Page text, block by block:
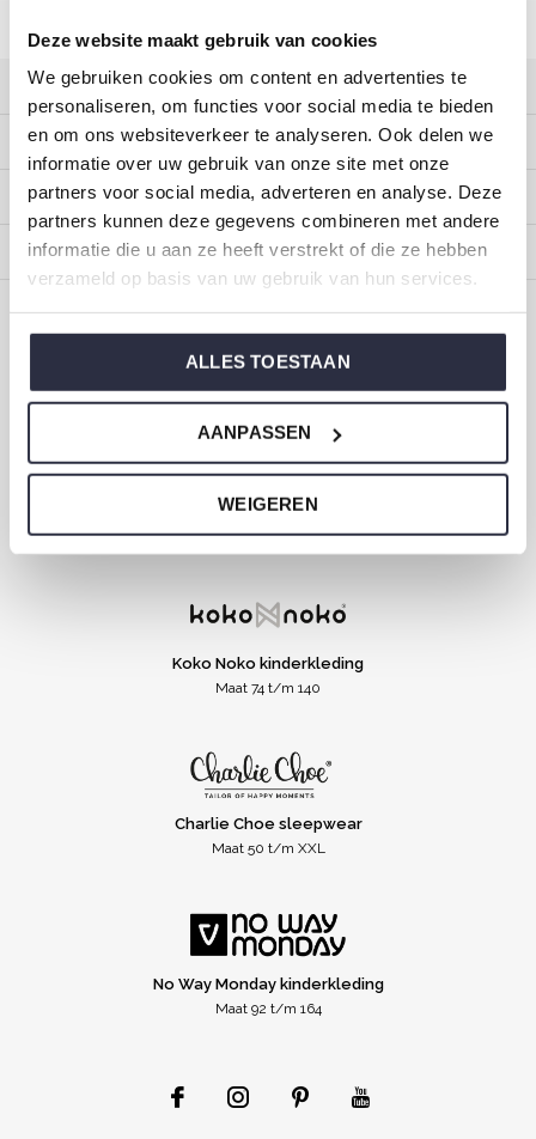
Deze website maakt gebruik van cookies
We gebruiken cookies om content en advertenties te
personaliseren, om functies voor social media te bieden
en om ons websiteverkeer te analyseren. Ook delen we
informatie over uw gebruik van onze site met onze
partners voor social media, adverteren en analyse. Deze
partners kunnen deze gegevens combineren met andere
informatie die u aan ze heeft verstrekt of die ze hebben
verzameld op basis van uw gebruik van hun services.
ALLES TOESTAAN
AANPASSEN
WEIGEREN
Klantenservice
Mijn account
Categorieën
Over ons
CALL US EMAIL US
ONZE MERKEN
Dirkje baby- en kinderkleding
Koko Noko kinderkleding
Maat 74 t/m 140
Charlie Choe sleepwear
Maat 50 t/m XXL
No Way Monday kinderkleding
Maat 92 t/m 164